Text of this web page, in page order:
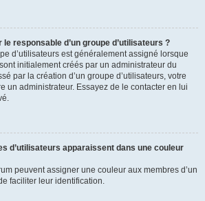
responsable d’un groupe d’utilisateurs ?
d’utilisateurs est généralement assigné lorsque
initialement créés par un administrateur du
par la création d’un groupe d’utilisateurs, votre
un administrateur. Essayez de le contacter en lui
d’utilisateurs apparaissent dans une couleur
peuvent assigner une couleur aux membres d’un
faciliter leur identification.